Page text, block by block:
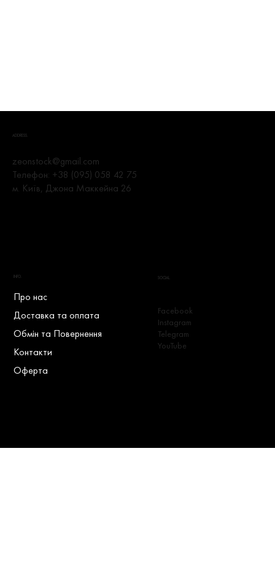
ADDRESS.
zeonstock@gmail.com
Телефон: +38 (095) 058 42 75
м. Київ, Джона Маккейна 26
INFO.
Про нас
Доставка та оплата
Обмін та Повернення
Контакти
Оферта
SOCIAL.
Facebook
Instagram
Telegram
YouTube